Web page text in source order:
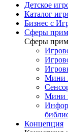
Детское
Каталог
Бизнес с
Сферы
Сферы
Мини
Мини
Концепция